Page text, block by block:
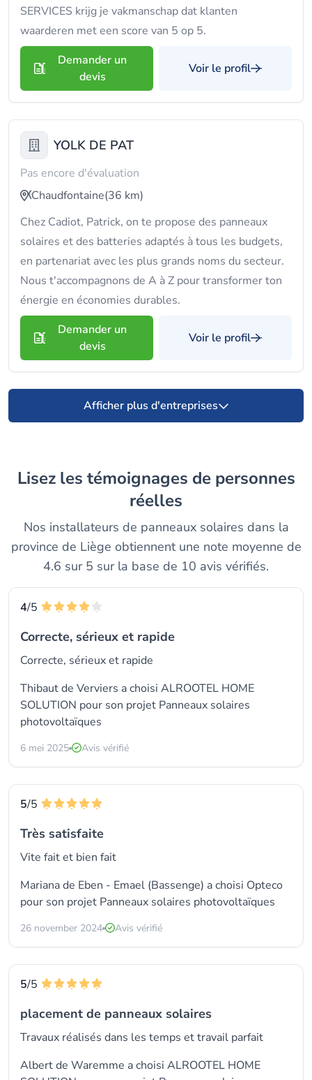
SERVICES krijg je vakmanschap dat klanten
waarderen met een score van 5 op 5.
Demander un
devis
Voir le profil
YOLK DE PAT
Pas encore d'évaluation
Chaudfontaine(36 km)
Chez Cadiot, Patrick, on te propose des panneaux
solaires et des batteries adaptés à tous les budgets,
en partenariat avec les plus grands noms du secteur.
Nous t'accompagnons de A à Z pour transformer ton
énergie en économies durables.
Demander un
devis
Voir le profil
Afficher plus d'entreprises
Lisez les témoignages de personnes
réelles
Nos installateurs de panneaux solaires dans la
province de Liège obtiennent une note moyenne de
4.6 sur 5 sur la base de 10 avis vérifiés.
4/5
Correcte, sérieux et rapide
Correcte, sérieux et rapide
Thibaut de Verviers a choisi ALROOTEL HOME
SOLUTION pour son projet Panneaux solaires
photovoltaïques
6 mei 2025 Avis vérifié
5/5
Très satisfaite
Vite fait et bien fait
Mariana de Eben - Emael (Bassenge) a choisi Opteco
pour son projet Panneaux solaires photovoltaïques
26 november 2024 Avis vérifié
5/5
placement de panneaux solaires
Travaux réalisés dans les temps et travail parfait
Albert de Waremme a choisi ALROOTEL HOME